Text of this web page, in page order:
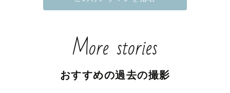
年に1回は必ず沖縄🏝️に行くくらい夏☀️と海🌊をこよなく愛
【どうしてカメラマンになったの？】
っていて、独学ながらレタッチをしてみたりしてプレゼン
More stories
おすすめの過去の撮影